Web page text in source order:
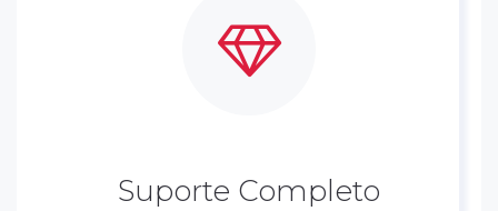
Suporte Completo